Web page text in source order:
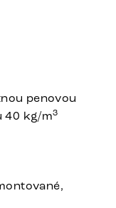
penovou
40 kg/m3